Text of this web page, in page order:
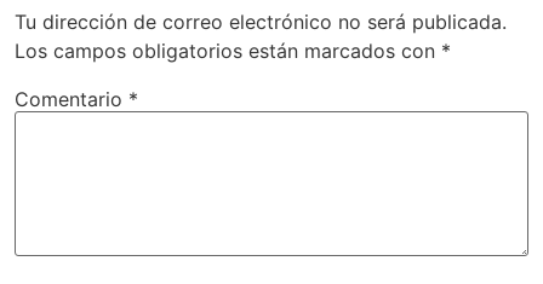
Tu dirección de correo electrónico no será publicada.
Los campos obligatorios están marcados con *
Comentario *